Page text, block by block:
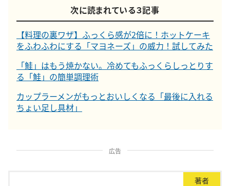
次に読まれている３記事
【料理の裏ワザ】ふっくら感が2倍に！ホットケーキ
をふわふわにする「マヨネーズ」の威力！試してみた
「鮭」はもう焼かない。冷めてもふっくらしっとりす
る「鮭」の簡単調理術
カップラーメンがもっとおいしくなる「最後に入れる
ちょい足し具材」
広告
著者